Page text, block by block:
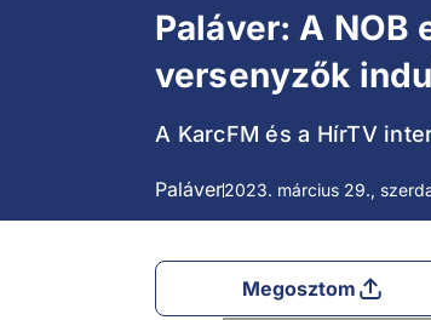
Paláver: A
versenyzők
A KarcFM és a HírTV
Paláver2023. március 29.,
Megosztom